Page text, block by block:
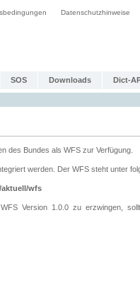
Datenschutzhinweise
SOS Downloads Dict-
des Bundes als WFS zur Verfügung.
werden. Der WFS steht unter
aktuell/wfs
Version 1.0.0 zu erzwingen,